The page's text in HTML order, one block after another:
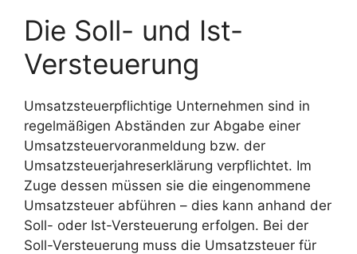
Die Soll- und Ist-
Versteuerung
Umsatzsteuerpflichtige Unternehmen sind in
regelmäßigen Abständen zur Abgabe einer
Umsatzsteuervoranmeldung bzw. der
Umsatzsteuerjahreserklärung verpflichtet. Im
Zuge dessen müssen sie die eingenommene
Umsatzsteuer abführen – dies kann anhand der
Soll- oder Ist-Versteuerung erfolgen. Bei der
Soll-Versteuerung muss die Umsatzsteuer für